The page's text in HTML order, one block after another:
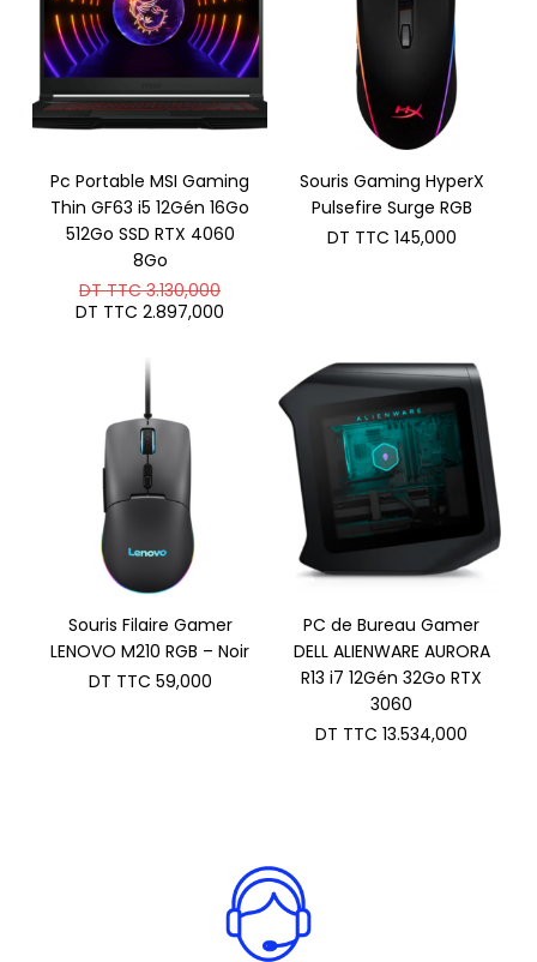
Pc Portable MSI Gaming
Thin GF63 i5 12Gén 16Go
512Go SSD RTX 4060
8Go
DT TTC3.130,000Le
prix
initial
TTC 3.130,000.
DT TTC 2.897,000
TTC 2.897,000.
Souris Gaming HyperX
Pulsefire Surge RGB
DT TTC 145,000
Souris Filaire Gamer
LENOVO M210 RGB – Noir
DT TTC 59,000
PC de Bureau Gamer
DELL ALIENWARE AURORA
R13 i7 12Gén 32Go RTX
3060
DT TTC 13.534,000